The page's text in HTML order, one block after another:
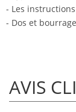
- Les
- Dos et
AVIS